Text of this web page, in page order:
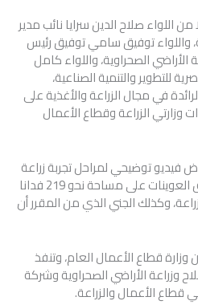
اللواء صلاح الدين سرايا نائب مدير
واللواء توفيق سامي توفيق رئيس
الصحراوية، واللواء كامل
للتطوير والتنمية الصناعية،
في مجال الزراعة والأغذية على
الزراعة وقطاع الأعمال
فيديو توضيحي لمراحل تجربة زراعة
القطن قصير التيلة بمنطقة شرق العوينات على مساحة نحو 219 فدانا
وكذلك الجني الذي من المقرر أن
وزارة قطاع الأعمال العام، وتنفذ
وزراعة الأراضي الصحراوية وشركة
قطاع الأعمال والزراعة.